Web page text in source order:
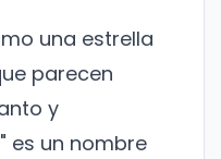
una estrella
parecen
y
es un nombre